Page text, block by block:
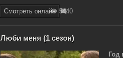
Смотреть онлайн 5440
Люби меня (1 сезон)
Год